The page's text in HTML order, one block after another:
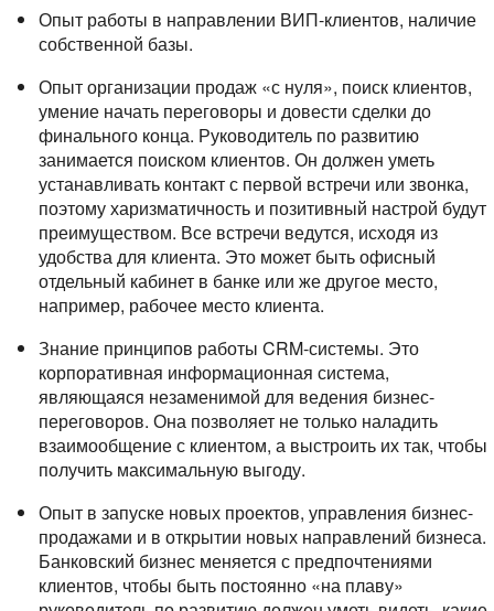
Опыт работы в направлении ВИП-клиентов, наличие
собственной базы.
Опыт организации продаж «с нуля», поиск клиентов,
умение начать переговоры и довести сделки до
финального конца. Руководитель по развитию
занимается поиском клиентов. Он должен уметь
устанавливать контакт с первой встречи или звонка,
поэтому харизматичность и позитивный настрой будут
преимуществом. Все встречи ведутся, исходя из
удобства для клиента. Это может быть офисный
отдельный кабинет в банке или же другое место,
например, рабочее место клиента.
Знание принципов работы CRM-системы. Это
корпоративная информационная система,
являющаяся незаменимой для ведения бизнес-
переговоров. Она позволяет не только наладить
взаимообщение с клиентом, а выстроить их так, чтобы
получить максимальную выгоду.
Опыт в запуске новых проектов, управления бизнес-
продажами и в открытии новых направлений бизнеса.
Банковский бизнес меняется с предпочтениями
клиентов, чтобы быть постоянно «на плаву»